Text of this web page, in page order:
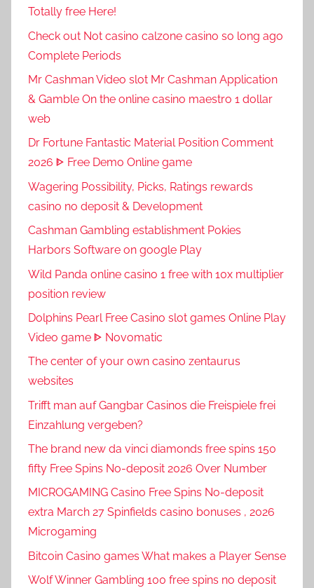
Totally free Here!
Check out Not casino calzone casino so long ago
Complete Periods
Mr Cashman Video slot Mr Cashman Application
& Gamble On the online casino maestro 1 dollar
web
Dr Fortune Fantastic Material Position Comment
2026 ᐈ Free Demo Online game
Wagering Possibility, Picks, Ratings rewards
casino no deposit & Development
Cashman Gambling establishment Pokies
Harbors Software on google Play
Wild Panda online casino 1 free with 10x multiplier
position review
Dolphins Pearl Free Casino slot games Online Play
Video game ᐈ Novomatic
The center of your own casino zentaurus
websites
Trifft man auf Gangbar Casinos die Freispiele frei
Einzahlung vergeben?
The brand new da vinci diamonds free spins 150
fifty Free Spins No-deposit 2026 Over Number
MICROGAMING Casino Free Spins No-deposit
extra March 27 Spinfields casino bonuses , 2026
Microgaming
Bitcoin Casino games What makes a Player Sense
Wolf Winner Gambling 100 free spins no deposit